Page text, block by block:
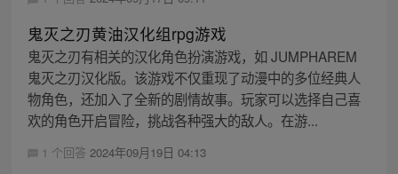
鬼灭之刃黄油汉化组rpg游戏
鬼灭之刃有相关的汉化角色扮演游戏，如 JUMPHAREM
鬼灭之刃汉化版。该游戏不仅重现了动漫中的多位经典人
物角色，还加入了全新的剧情故事。玩家可以选择自己喜
欢的角色开启冒险，挑战各种强大的敌人。在游...
1 个回答 2024年09月19日 04:13